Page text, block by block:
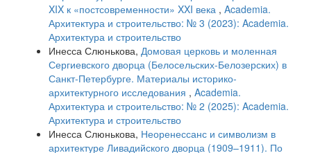
XIX к «постсовременности» XXI века , Academia.
Архитектура и строительство: № 3 (2023): Academia.
Архитектура и строительство
Инесса Слюнькова, Домовая церковь и моленная
Сергиевского дворца (Белосельских-Белозерских) в
Санкт-Петербурге. Материалы историко-
архитектурного исследования , Academia.
Архитектура и строительство: № 2 (2025): Academia.
Архитектура и строительство
Инесса Слюнькова, Неоренессанс и символизм в
архитектуре Ливадийского дворца (1909–1911). По